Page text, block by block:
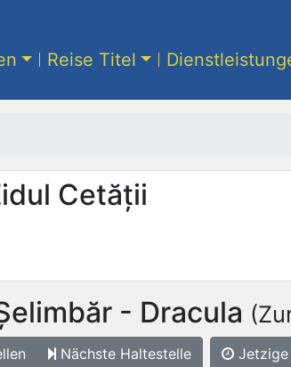
Reise Titel
Cetății
- Dracula
Nächste Haltestelle